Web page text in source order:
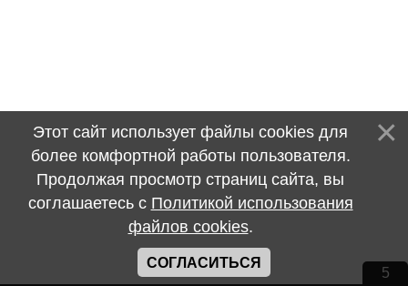
Этот сайт использует файлы cookies для
более комфортной работы пользователя.
Продолжая просмотр страниц сайта, вы
соглашаетесь с Политикой использования
файлов cookies.
СОГЛАСИТЬСЯ
5